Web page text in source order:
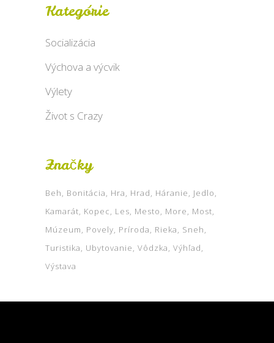
Kategórie
Socializácia
Výchova a výcvik
Výlety
Život s Crazy
Značky
Beh Bonitácia Hra Hrad Háranie
Jedlo
Kamarát Kopec Les Mesto More
Most
Múzeum
Povely Príroda Rieka
Sneh
Turistika
Ubytovanie Vôdzka Výhľad
Výstava